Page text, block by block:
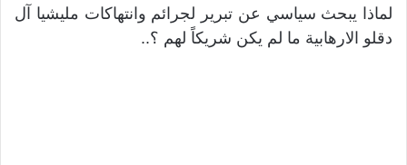
لماذا يبحث سياسي عن تبرير لجرائم وانتهاكات مليشيا آل
دقلو الارهابية ما لم يكن شريكاً لهم ؟..